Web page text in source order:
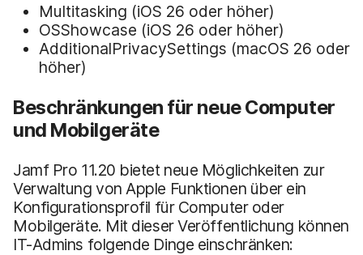
Multitasking (iOS 26 oder höher)
OSShowcase (iOS 26 oder höher)
AdditionalPrivacySettings (macOS 26 oder
höher)
Beschränkungen für neue Computer
und Mobilgeräte
Jamf Pro 11.20 bietet neue Möglichkeiten zur
Verwaltung von Apple Funktionen über ein
Konfigurationsprofil für Computer oder
Mobilgeräte. Mit dieser Veröffentlichung können
IT-Admins folgende Dinge einschränken: